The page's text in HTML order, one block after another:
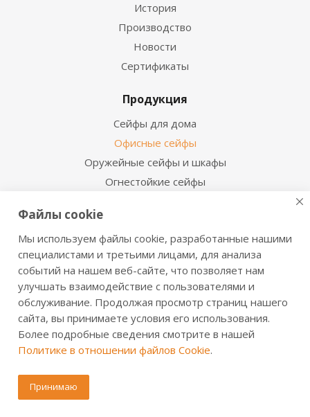
История
Производство
Новости
Сертификаты
Продукция
Сейфы для дома
Офисные сейфы
Оружейные сейфы и шкафы
Огнестойкие сейфы
Огневзломостойкие сейфы
Мебельные сейфы
Депозитные сейфы
Встраиваемые сейфы
Сейфы с отделкой деревом
Металлические шкафы
Производственная мебель
Металлические двери
Информация для покупателя
Файлы cookie
Мы используем файлы cookie, разработанные нашими
специалистами и третьими лицами, для анализа
событий на нашем веб-сайте, что позволяет нам
улучшать взаимодействие с пользователями и
обслуживание. Продолжая просмотр страниц нашего
сайта, вы принимаете условия его использования.
Более подробные сведения смотрите в нашей
Политике в отношении файлов Cookie.
Принимаю